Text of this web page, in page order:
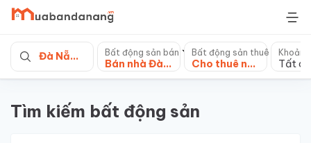
Skip
content
Đà Nẵng Bất động sản bán
Bán nhà Đà Nẵng
Bất động sản thuê
Cho thuê nhà mặt phố Tất cả
Tìm kiếm bất động sản